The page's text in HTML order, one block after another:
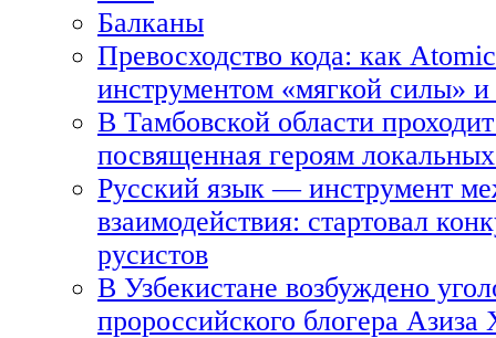
Балканы
Превосходство кода: как
инструментом «мягкой силы» и
В Тамбовской области
посвященная героям
Русский язык — инструмент
взаимодействия: стартовал
русистов
В Узбекистане возбуждено
пророссийского блогера Азиза